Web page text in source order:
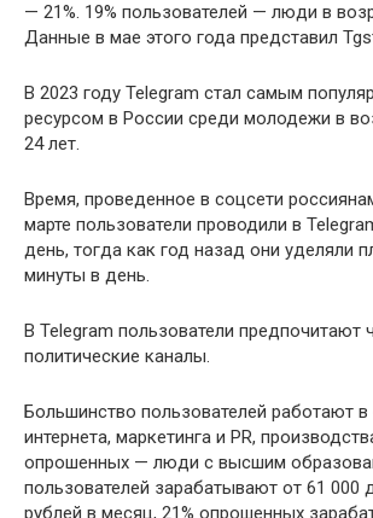
— 21%. 19% пользователей — люди в
Данные в мае этого года представил
В 2023 году Telegram стал самым
ресурсом в России среди молодежи в
24 лет.
Время, проведенное в соцсети
марте пользователи проводили в
день, тогда как год назад они уделяли
минуты в день.
В Telegram пользователи предпочитают
политические каналы.
Большинство пользователей работают в
интернета, маркетинга и PR,
опрошенных — люди с высшим
пользователей зарабатывают от 61 000
рублей в месяц, 21% опрошенных